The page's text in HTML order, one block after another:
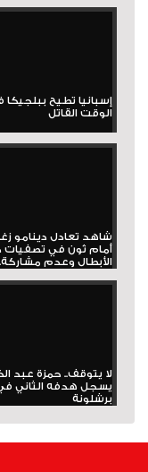
إسبانيا تطيح
الوقت القاتل
شاهد تعادل دينامو
أمام ثون في تصفيات
الأبطال وعدم
لا يتوقف.. حمزة عبد
يسجل هدفه الثاني
برشلونة